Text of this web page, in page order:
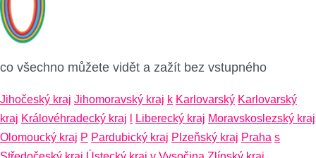
co všechno můžete vidět a zažít bez vstupného
Jihočeský kraj Jihomoravský kraj k Karlovarský Karlovarský
kraj Královéhradecký kraj Liberecký kraj Moravskoslezský kraj
Olomoucký kraj P Pardubický kraj Plzeňský kraj Praha s